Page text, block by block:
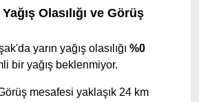
Olasılığı ve Görüş
yarın yağış olasılığı %0
bir yağış beklenmiyor.
mesafesi yaklaşık 24 km